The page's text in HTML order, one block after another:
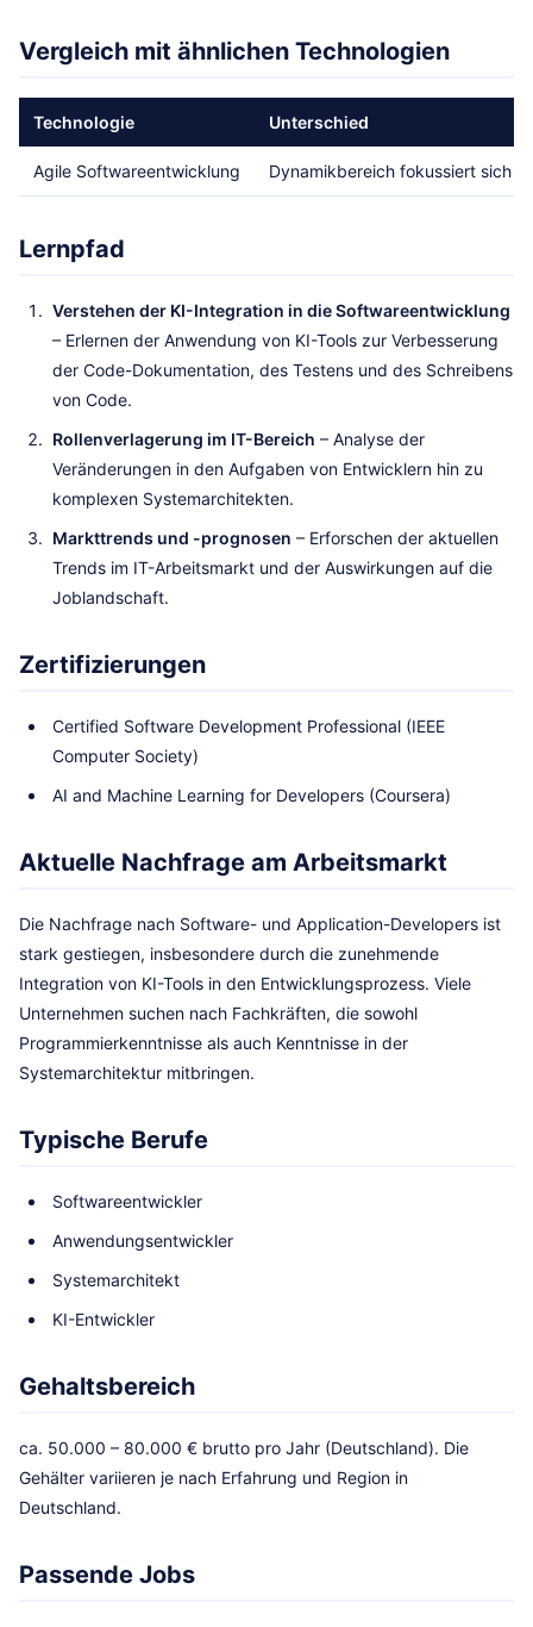
Vergleich mit ähnlichen Technologien
Technologie Unterschied
Agile Softwareentwicklung Dynamikbereich fokussiert sich
Lernpfad
Verstehen der KI-Integration in die Softwareentwicklung
– Erlernen der Anwendung von KI-Tools zur Verbesserung
der Code-Dokumentation, des Testens und des Schreibens
von Code.
Rollenverlagerung im IT-Bereich – Analyse der
Veränderungen in den Aufgaben von Entwicklern hin zu
komplexen Systemarchitekten.
Markttrends und -prognosen – Erforschen der aktuellen
Trends im IT-Arbeitsmarkt und der Auswirkungen auf die
Joblandschaft.
Zertifizierungen
Certified Software Development Professional (IEEE
Computer Society)
AI and Machine Learning for Developers (Coursera)
Aktuelle Nachfrage am Arbeitsmarkt
Die Nachfrage nach Software- und Application-Developers ist
stark gestiegen, insbesondere durch die zunehmende
Integration von KI-Tools in den Entwicklungsprozess. Viele
Unternehmen suchen nach Fachkräften, die sowohl
Programmierkenntnisse als auch Kenntnisse in der
Systemarchitektur mitbringen.
Typische Berufe
Softwareentwickler
Anwendungsentwickler
Systemarchitekt
KI-Entwickler
Gehaltsbereich
ca. 50.000 – 80.000 € brutto pro Jahr (Deutschland). Die
Gehälter variieren je nach Erfahrung und Region in
Deutschland.
Passende Jobs